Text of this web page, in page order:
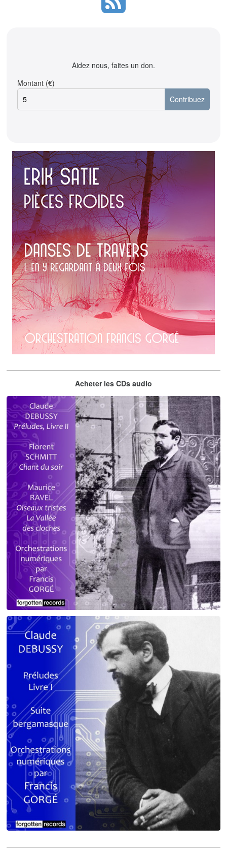
Aidez nous, faites un don.
Montant (€)
Acheter les CDs audio
Debussy - Schmitt - Ravel
orchestrations numériques par Francis Gorgé